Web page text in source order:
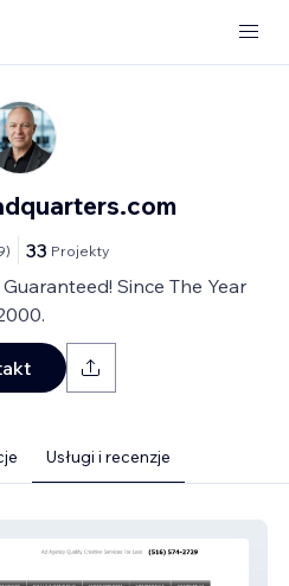
) 33 Projekty
Since The Year
Usługi i recenzje